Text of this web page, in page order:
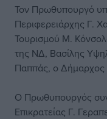
Τον Πρωθυπουργό
Περιφερειάρχης Γ.
Τουρισμού Μ.
της ΝΔ, Βασίλης
Παππάς, ο Δήμαρχος
Ο Πρωθυπουργός
Επικρατείας Γ.